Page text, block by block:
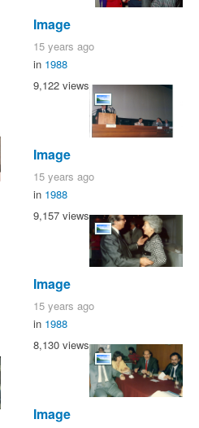
Image
15 years ago
in 1988
9,122 views
Image
15 years ago
in 1988
9,157 views
Image
15 years ago
in 1988
8,130 views
Image